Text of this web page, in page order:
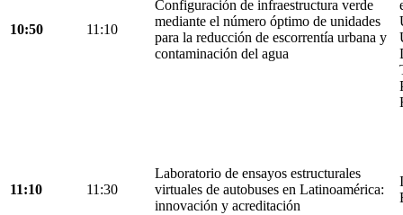
10:50 11:10
Configuración de infraestructura verde
mediante el número óptimo de unidades
para la reducción de escorrentía urbana y
contaminación del agua
11:10 11:30
Laboratorio de ensayos estructurales
virtuales de autobuses en Latinoamérica:
innovación y acreditación